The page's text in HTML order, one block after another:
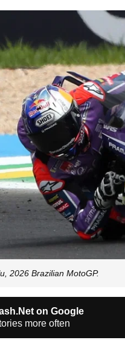
2026 Brazilian MotoGP.
on Google
more often